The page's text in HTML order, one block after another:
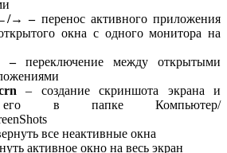
→ – перенос активного приложения
окна с одного монитора на
–переключение между открытыми
– создание скриншота экрана и
его в папке Компьютер/
все неактивные окна
активное окно на весь экран